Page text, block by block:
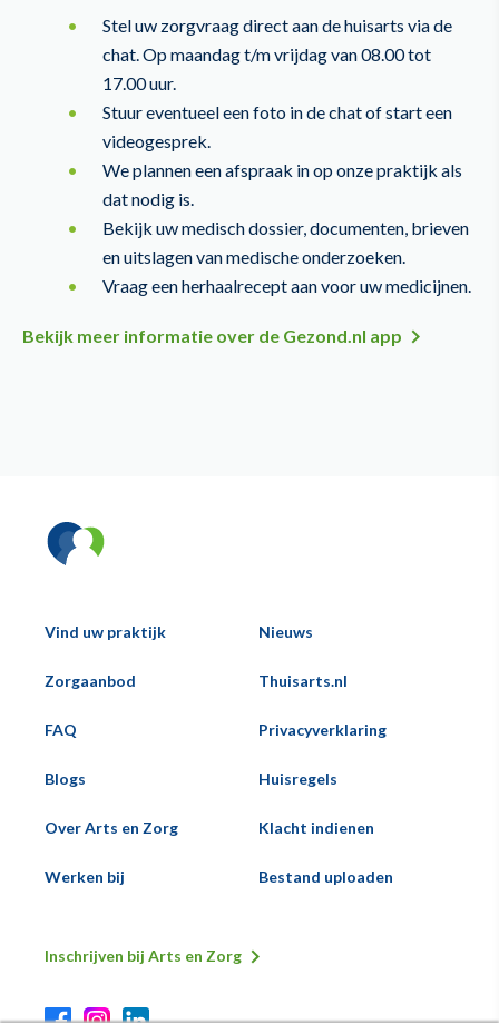
Stel uw zorgvraag direct aan de huisarts via de
chat. Op maandag t/m vrijdag van 08.00 tot
17.00 uur.
Stuur eventueel een foto in de chat of start een
videogesprek.
We plannen een afspraak in op onze praktijk als
dat nodig is.
Bekijk uw medisch dossier, documenten, brieven
en uitslagen van medische onderzoeken.
Vraag een herhaalrecept aan voor uw medicijnen.
Bekijk meer informatie over de Gezond.nl app
Voeternavigatie
Vind uw praktijk
Zorgaanbod
FAQ
Blogs
Over Arts en Zorg
Werken bij
Nieuws
Thuisarts.nl
Privacyverklaring
Huisregels
Klacht indienen
Bestand uploaden
Inschrijven bij Arts en Zorg